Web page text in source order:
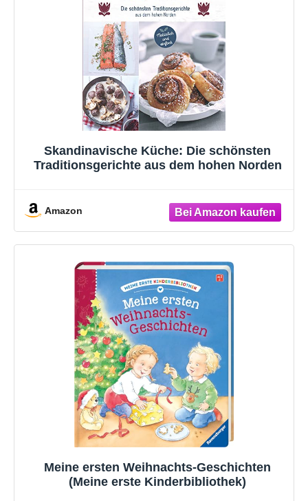
Skandinavische Küche: Die schönsten
Traditionsgerichte aus dem hohen Norden
Amazon
Meine ersten Weihnachts-Geschichten
(Meine erste Kinderbibliothek)